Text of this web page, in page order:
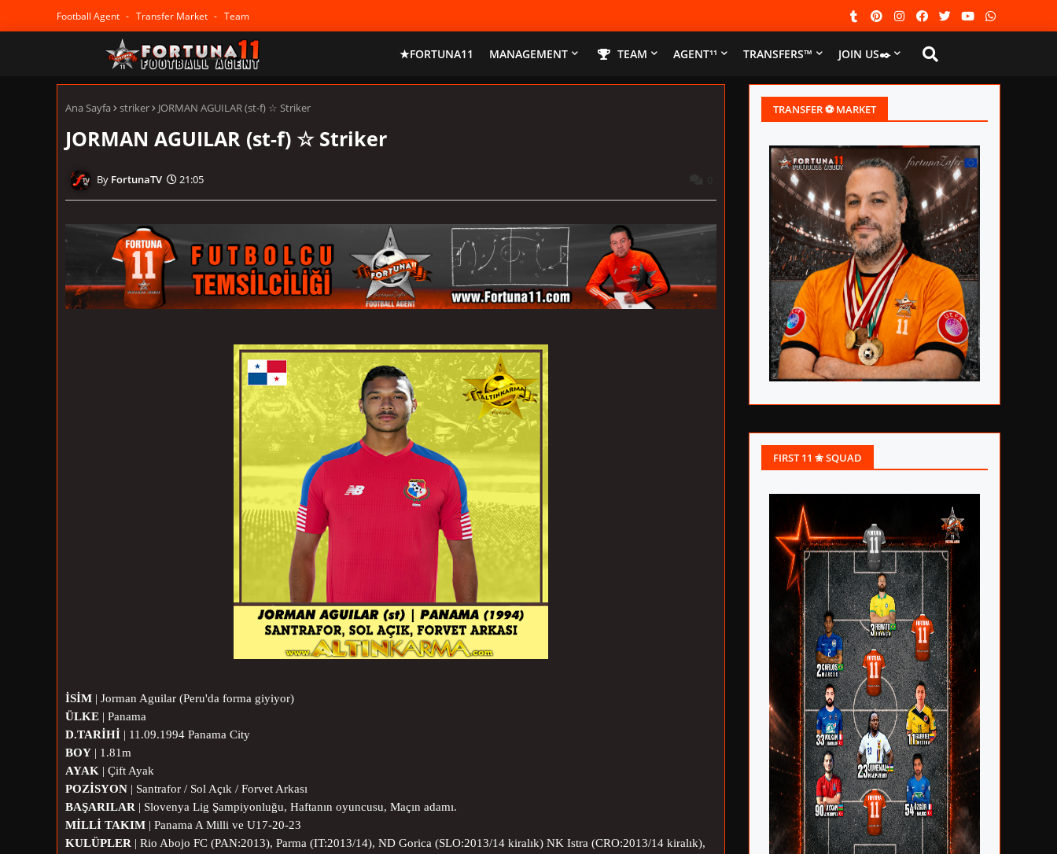
Football Agent Transfer Market Team
★FORTUNA11 MANAGEMENT TEAM AGENT¹¹ TRANSFERS™ JOIN US✒️
Ana Sayfa striker JORMAN AGUILAR (st-f) ☆ Striker
JORMAN AGUILAR (st-f) ☆ Striker
FortunaTV 21:05
İSİM | Jorman Aguilar (Peru'da forma giyiyor)
ÜLKE | Panama
D.TARİHİ | 11.09.1994 Panama City
BOY | 1.81m
AYAK | Çift Ayak
POZİSYON | Santrafor / Sol Açık / Forvet Arkası
BAŞARILAR | Slovenya Lig Şampiyonluğu, Haftanın oyuncusu, Maçın adamı.
MİLLİ TAKIM | Panama A Milli ve U17-20-23
KULÜPLER | Rio Abojo FC (PAN:2013), Parma (IT:2013/14), ND Gorica (SLO:2013/14 kiralık) NK Istra (CRO:2013/14 kiralık),
TRANSFER ⚽ MARKET
FIRST 11 ✬ SQUAD